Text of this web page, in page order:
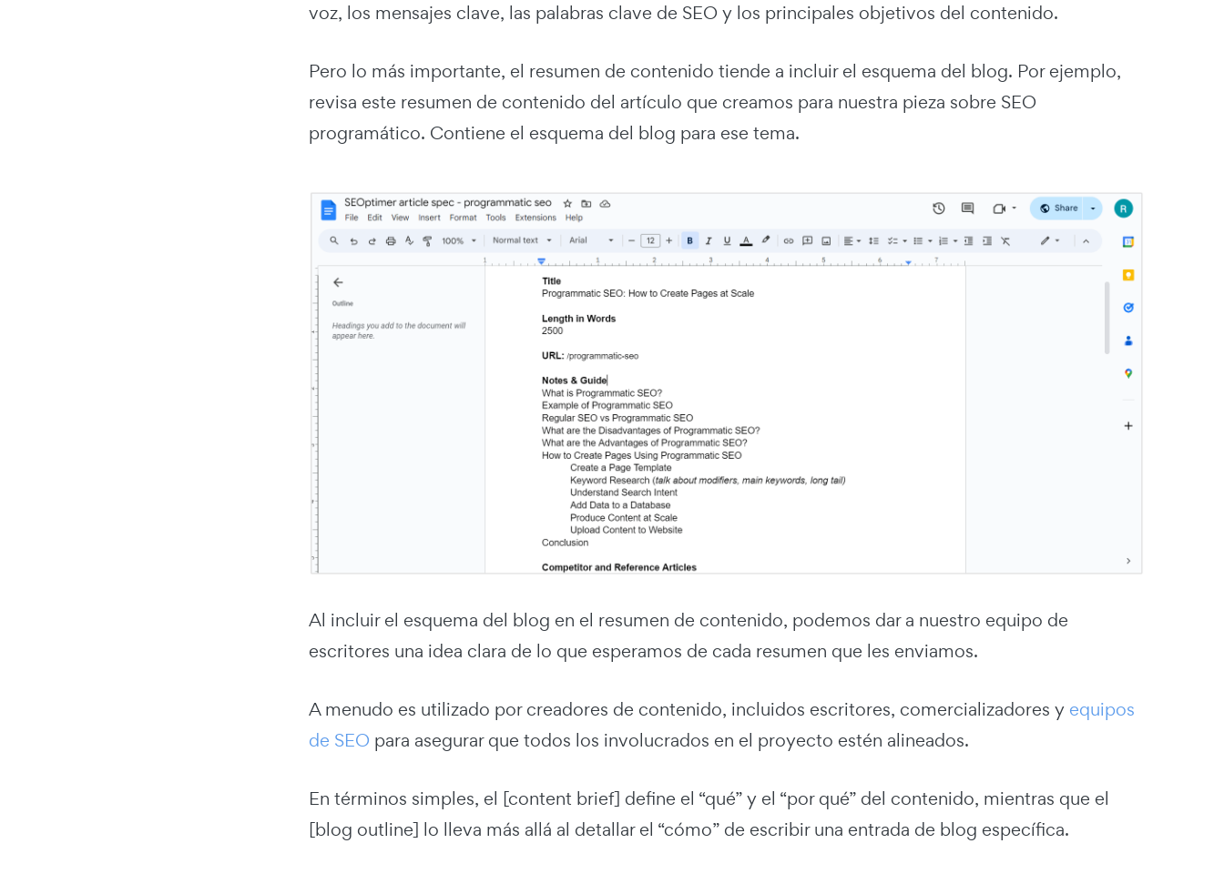
voz, los mensajes clave, las palabras clave de SEO y los principales objetivos del contenido.
Pero lo más importante, el resumen de contenido tiende a incluir el esquema del blog. Por ejemplo,
revisa este resumen de contenido del artículo que creamos para nuestra pieza sobre SEO
programático. Contiene el esquema del blog para ese tema.
Al incluir el esquema del blog en el resumen de contenido, podemos dar a nuestro equipo de
escritores una idea clara de lo que esperamos de cada resumen que les enviamos.
A menudo es utilizado por creadores de contenido, incluidos escritores, comercializadores y equipos
de SEO para asegurar que todos los involucrados en el proyecto estén alineados.
En términos simples, el [content brief] define el “qué” y el “por qué” del contenido, mientras que el
[blog outline] lo lleva más allá al detallar el “cómo” de escribir una entrada de blog específica.